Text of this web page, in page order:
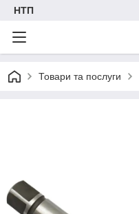
НТП
Товари та послуги